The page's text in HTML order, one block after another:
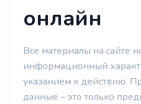
онлайн
Все материалы на сайте
информационный
указанием к действию.
данные – это только